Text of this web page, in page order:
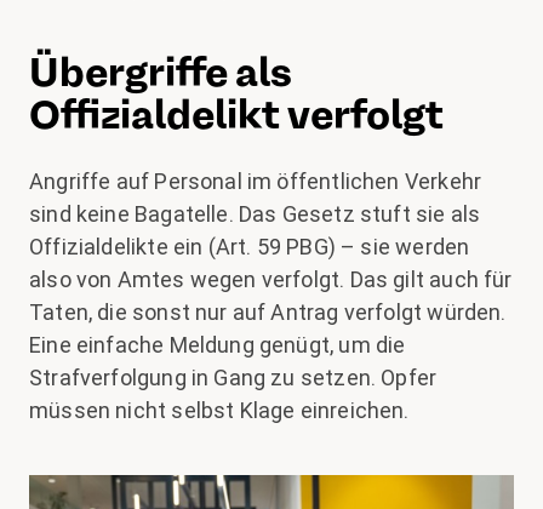
Übergriffe als
Offizialdelikt verfolgt
Angriffe auf Personal im öffentlichen Verkehr
sind keine Bagatelle. Das Gesetz stuft sie als
Offizialdelikte ein (Art. 59 PBG) – sie werden
also von Amtes wegen verfolgt. Das gilt auch für
Taten, die sonst nur auf Antrag verfolgt würden.
Eine einfache Meldung genügt, um die
Strafverfolgung in Gang zu setzen. Opfer
müssen nicht selbst Klage einreichen.